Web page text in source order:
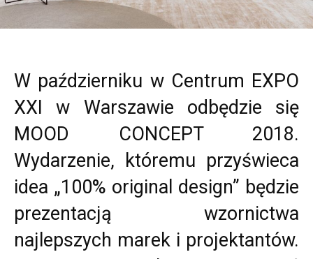
W październiku w Centrum EXPO
XXI w Warszawie odbędzie się
MOOD CONCEPT 2018.
Wydarzenie, któremu przyświeca
idea „100% original design” będzie
prezentacją wzornictwa
najlepszych marek i projektantów.